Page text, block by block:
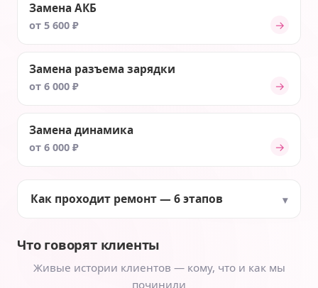
Замена АКБ
от 5 600 ₽ →
Замена разъема зарядки
от 6 000 ₽ →
Замена динамика
от 6 000 ₽ →
Как проходит ремонт — 6 этапов
Что говорят клиенты
Живые истории клиентов — кому, что и как мы
починили